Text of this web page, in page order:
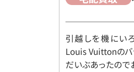
引越しを機にい
Louis Vuittonのバ
だいぶあったので